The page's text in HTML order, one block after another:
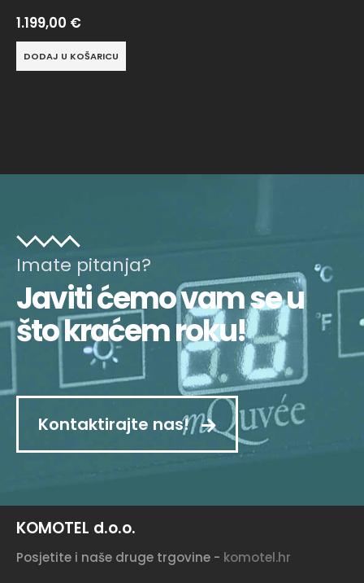
1.199,00 €
DODAJ U KOŠARICU
Imate pitanja?
Javiti ćemo vam se u
što kraćem roku!
Kontaktirajte nas!
KOMOTEL d.o.o.
Posjetite i naše druge trgovine - komotel.hr